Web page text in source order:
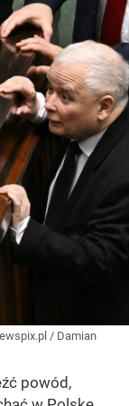
/ Damian
powód,